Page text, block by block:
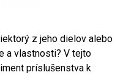
z jeho dielov alebo
a vlastnosti? V tejto
príslušenstva k